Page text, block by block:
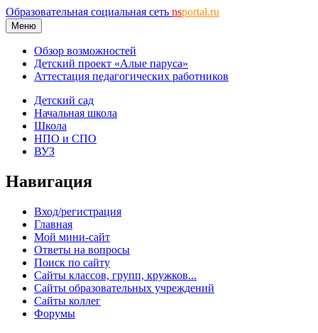
Образовательная социальная сеть nsportal.ru
Меню
Обзор возможностей
Детский проект «Алые паруса»
Аттестация педагогических работников
Детский сад
Начальная школа
Школа
НПО и СПО
ВУЗ
Навигация
Вход/регистрация
Главная
Мой мини-сайт
Ответы на вопросы
Поиск по сайту
Сайты классов, групп, кружков...
Сайты образовательных учреждений
Сайты коллег
Форумы